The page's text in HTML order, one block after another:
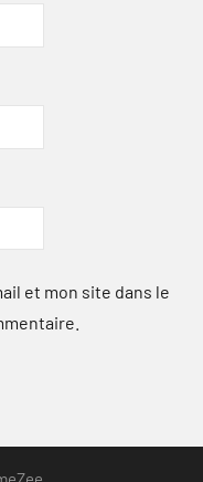
et mon site dans le